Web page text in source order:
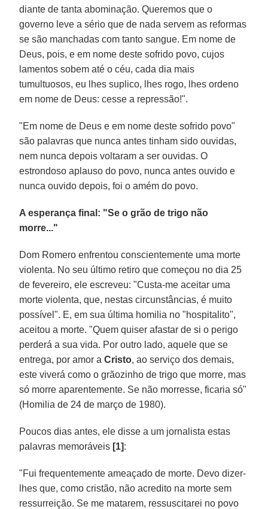
diante de tanta abominação. Queremos que o
governo leve a sério que de nada servem as reformas
se são manchadas com tanto sangue. Em nome de
Deus, pois, e em nome deste sofrido povo, cujos
lamentos sobem até o céu, cada dia mais
tumultuosos, eu lhes suplico, lhes rogo, lhes ordeno
em nome de Deus: cesse a repressão!".
"Em nome de Deus e em nome deste sofrido povo"
são palavras que nunca antes tinham sido ouvidas,
nem nunca depois voltaram a ser ouvidas. O
estrondoso aplauso do povo, nunca antes ouvido e
nunca ouvido depois, foi o amém do povo.
A esperança final: "Se o grão de trigo não
morre..."
Dom Romero enfrentou conscientemente uma morte
violenta. No seu último retiro que começou no dia 25
de fevereiro, ele escreveu: "Custa-me aceitar uma
morte violenta, que, nestas circunstâncias, é muito
possível". E, em sua última homilia no "hospitalito",
aceitou a morte. "Quem quiser afastar de si o perigo
perderá a sua vida. Por outro lado, aquele que se
entrega, por amor aCristo, ao serviço dos demais,
este viverá como o grãozinho de trigo que morre, mas
só morre aparentemente. Se não morresse, ficaria só"
(Homilia de 24 de março de 1980).
Poucos dias antes, ele disse a um jornalista estas
palavras memoráveis [1]:
"Fui frequentemente ameaçado de morte. Devo dizer-
lhes que, como cristão, não acredito na morte sem
ressurreição. Se me matarem, ressuscitarei no povo